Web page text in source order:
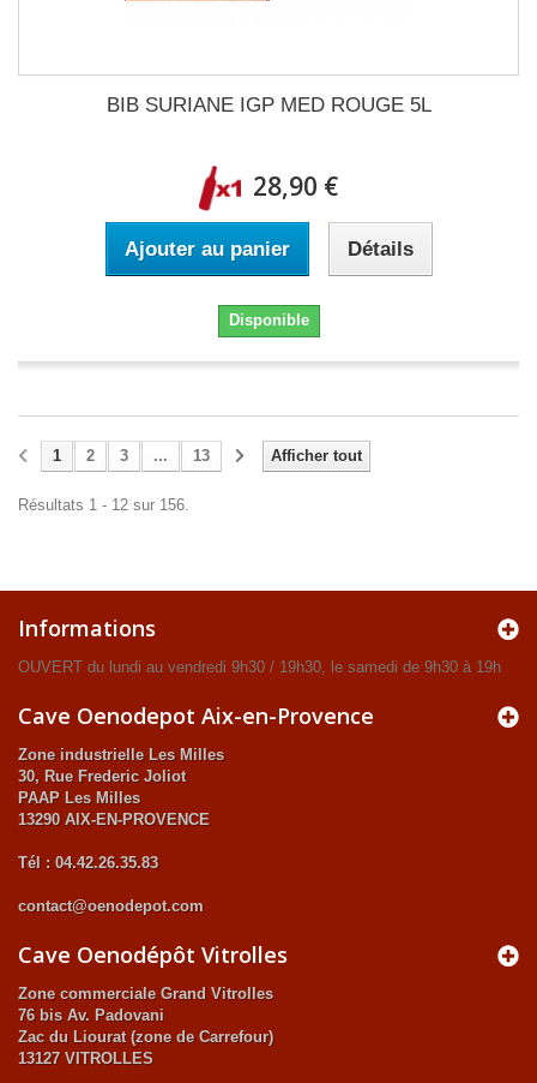
BIB SURIANE IGP MED ROUGE 5L
28,90 €
Ajouter au panier Détails
Disponible
Afficher tout
1 2 3 ... 13
Résultats 1 - 12 sur 156.
Informations
OUVERT du lundi au vendredi 9h30 / 19h30, le samedi de 9h30 à 19h
Cave Oenodepot Aix-en-Provence
Zone industrielle Les Milles
30, Rue Frederic Joliot
PAAP Les Milles
13290 AIX-EN-PROVENCE
Tél : 04.42.26.35.83
contact@oenodepot.com
Cave Oenodépôt Vitrolles
Zone commerciale Grand Vitrolles
76 bis Av. Padovani
Zac du Liourat (zone de Carrefour)
13127 VITROLLES